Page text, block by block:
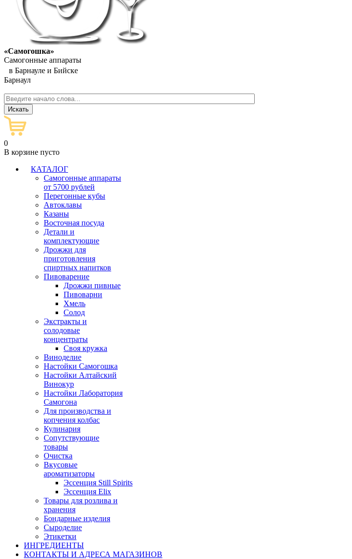
«Самогошка»
Самогонные аппараты
в Барнауле и Бийске
Барнаул
0
В корзине пусто
КАТАЛОГ
Самогонные аппараты
от 5700 рублей
Перегонные кубы
Автоклавы
Казаны
Восточная посуда
Детали и
комплектующие
Дрожжи для
приготовления
спиртных напитков
Пивоварение
Дрожжи пивные
Пивоварни
Хмель
Солод
Экстракты и
солодовые
концентраты
Своя кружка
Виноделие
Настойки Самогошка
Настойки Алтайский
Винокур
Настойки Лаборатория
Самогона
Для производства и
копчения колбас
Кулинария
Сопутствующие
товары
Очистка
Вкусовые
ароматизаторы
Эссенция Still Spirits
Эссенция Elix
Товары для розлива и
хранения
Бондарные изделия
Cыроделие
Этикетки
ИНГРЕДИЕНТЫ
КОНТАКТЫ И АДРЕСА МАГАЗИНОВ